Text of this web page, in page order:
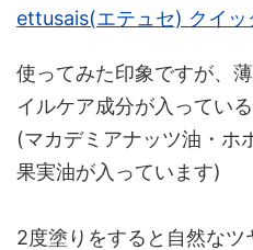
ettusais(エテュセ) クイッ
使ってみた印象ですが、
イルケア成分が入ってい
(マカデミアナッツ油・ホ
果実油が入っています)
2度塗りをすると自然な